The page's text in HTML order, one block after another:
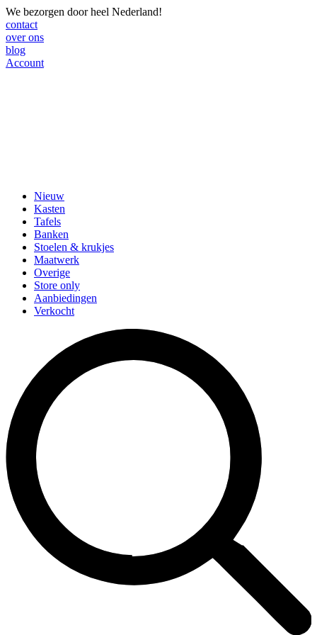
We bezorgen door heel Nederland!
contact
over ons
blog
Account
Nieuw
Kasten
Tafels
Banken
Stoelen & krukjes
Maatwerk
Overige
Store only
Aanbiedingen
Verkocht